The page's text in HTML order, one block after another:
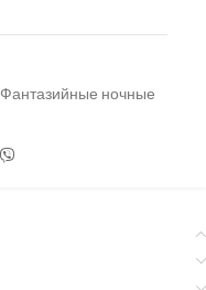
Фантазийные ночные